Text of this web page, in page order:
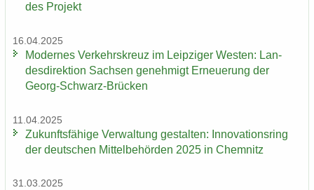
des Pro­jekt
16.04.2025
Mo­der­nes Ver­kehrs­kreuz im Leip­zi­ger Wes­ten: Lan­
des­di­rek­ti­on Sach­sen ge­neh­migt Er­neue­rung der
Georg-​Schwarz-Brücken
11.04.2025
Zu­kunfts­fä­hi­ge Ver­wal­tung ge­stal­ten: In­no­va­ti­ons­ring
der deut­schen Mit­tel­be­hör­den 2025 in Chem­nitz
31.03.2025